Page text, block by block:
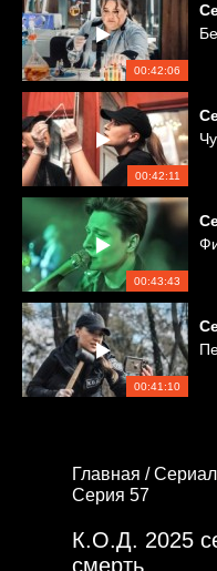
00:42:06
00:42:11
00:43:43
00:41:10
Главная /
Серия 57
К.О.Д. 2025
смерть